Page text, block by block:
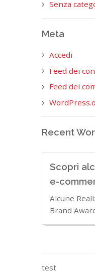
Senza
Meta
Accedi
Feed dei
Feed dei
Recent
Scopri
e-
Alcune
Brand
test